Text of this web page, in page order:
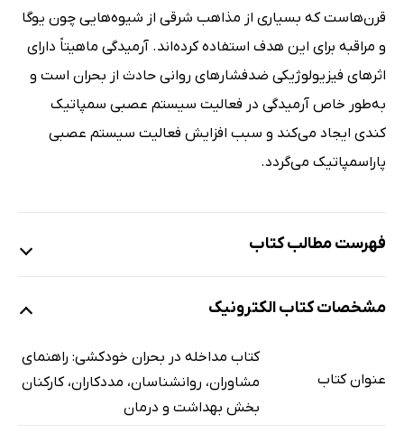
قرن‌هاست که بسیاری از مذاهب شرقی از شیوه‌هایی چون یوگا
و مراقبه برای این هدف استفاده کرده‌اند. آرمیدگی ماهیتاً دارای
اثرهای فیزیولوژیکی ضدفشارهای روانی حادث از بحران است و
به‌طور خاص آرمیدگی در فعالیت سیستم عصبی سمپاتیک
کندی ایجاد می‌کند و سبب افزایش فعالیت سیستم عصبی
پاراسمپاتیک می‌گردد.
فهرست مطالب کتاب
استراتژی‌های مداخله در بحران
مراکز مداخله در بحران
اصول مداخله در بحران
فنون مداخله در بحران
مشخصات کتاب الکترونیک
عنوان کتاب
کتاب مداخله در بحران خودکشی: راهنمای
مشاوران، روانشناسان، مددکاران، کارکنان
بخش بهداشت و درمان